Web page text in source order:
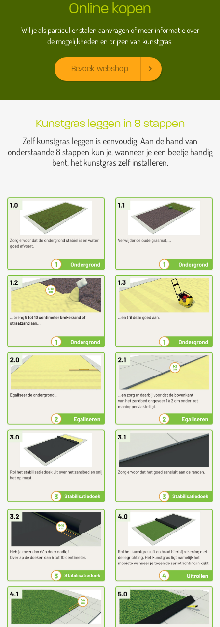
Online kopen
Wil je als particulier stalen aanvragen of meer informatie over
de mogelijkheden en prijzen van kunstgras.
Bezoek webshop
Kunstgras leggen in 8 stappen
Zelf kunstgras leggen is eenvoudig. Aan de hand van
onderstaande 8 stappen kun je, wanneer je een beetje handig
bent, het kunstgras zelf installeren.